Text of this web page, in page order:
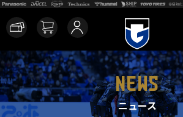
NEWS
ニュース